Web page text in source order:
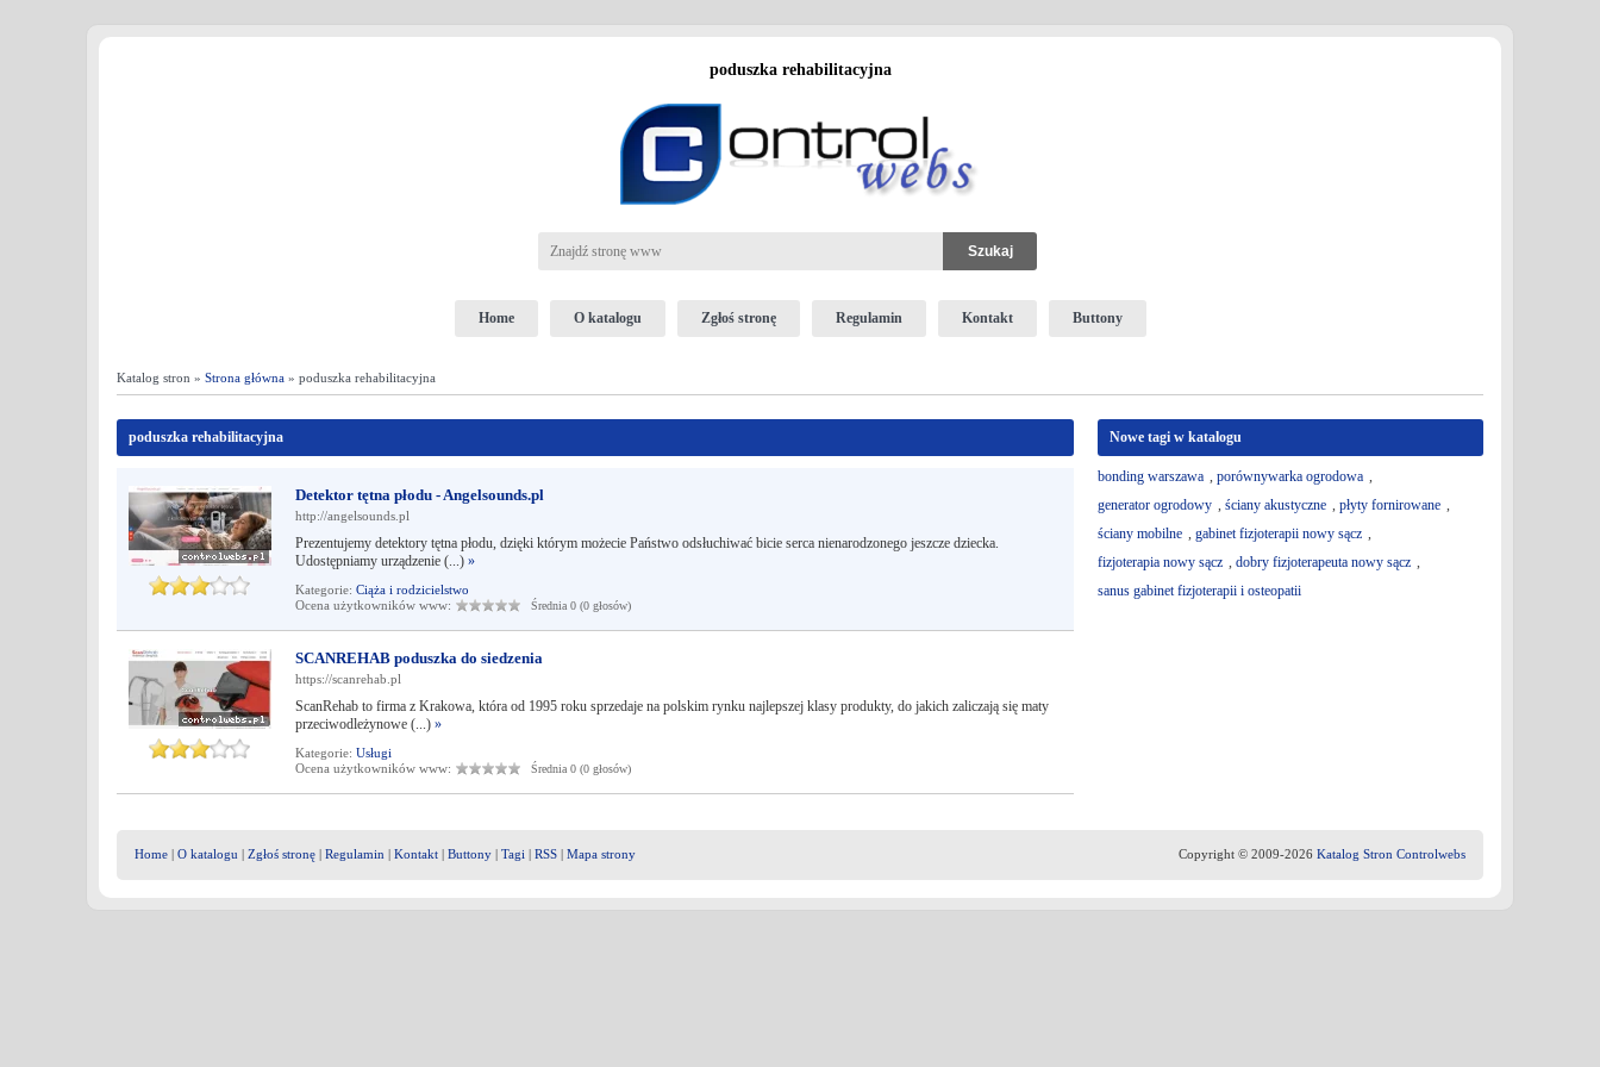
poduszka rehabilitacyjna
Home O katalogu Zgłoś stronę Regulamin Kontakt Buttony
Katalog stron » Strona główna » poduszka rehabilitacyjna
poduszka rehabilitacyjna
Detektor tętna płodu - Angelsounds.pl
http://angelsounds.pl
Prezentujemy detektory tętna płodu, dzięki którym możecie Państwo odsłuchiwać bicie serca nienarodzonego jeszcze dziecka.
Udostępniamy urządzenie (...) »
Kategorie: Ciąża i rodzicielstwo
Ocena użytkowników www:
Średnia 0 (0 głosów)
SCANREHAB poduszka do siedzenia
https://scanrehab.pl
ScanRehab to firma z Krakowa, która od 1995 roku sprzedaje na polskim rynku najlepszej klasy produkty, do jakich zaliczają się maty
przeciwodleżynowe (...) »
Kategorie: Usługi
Ocena użytkowników www:
Średnia 0 (0 głosów)
Nowe tagi w katalogu
bonding warszawa , porównywarka ogrodowa ,
generator ogrodowy , ściany akustyczne , płyty fornirowane ,
ściany mobilne , gabinet fizjoterapii nowy sącz ,
fizjoterapia nowy sącz , dobry fizjoterapeuta nowy sącz ,
sanus gabinet fizjoterapii i osteopatii
Home | O katalogu | Zgłoś stronę | Regulamin | Kontakt | Buttony | Tagi | RSS | Mapa strony Copyright © 2009-2026 Katalog Stron Controlwebs